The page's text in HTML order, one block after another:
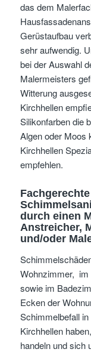
das dem
Gerüstaufbau
sehr aufwendig.
bei der Auswahl
Malermeisters
Witterung
Kirchhellen
Silikonfarben die
Algen oder Moos
Kirchhellen
empfehlen.
durch einen
Anstreicher,
und/oder
Wohnzimmer, im
sowie im
Ecken der
Schimmelbefall
Kirchhellen
handeln und sich